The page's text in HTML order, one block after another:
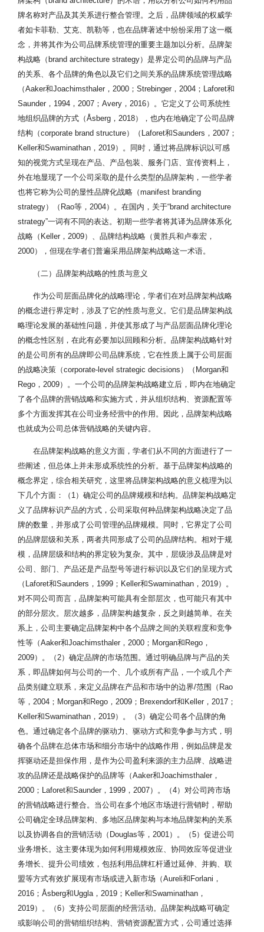
牌名称对产品及其关系进行整合管理。之后，品牌领域的权威学
者如卡菲勒、艾克、凯勒等，也在品牌著述中纷纷采用了这一概
念，并将其作为公司品牌系统管理的重要主题加以分析。品牌架
构战略（brand architecture strategy）是界定公司的品牌与产品
的关系、各个品牌的角色以及它们之间关系的品牌系统管理战略
（Aaker和Joachimsthaler，2000；Strebinger，2004；Laforet和
Saunder，1994，2007；Avery，2016）。它定义了公司系统性
地组织品牌的方式（Åsberg，2018），也内在地确定了公司品牌
结构（corporate brand structure）（Laforet和Saunders，2007；
Keller和Swaminathan，2019）。同时，通过将品牌标识以可感
知的视觉方式呈现在产品、产品包装、服务门店、宣传资料上，
外在地显现了一个公司采取的是什么类型的品牌架构，一些学者
也将它称为公司的显性品牌化战略（manifest branding
strategy）（Rao等，2004）。在国内，关于“brand architecture
strategy”一词有不同的表达。初期一些学者将其译为品牌体系化
战略（Keller，2009）、品牌结构战略（黄胜兵和卢泰宏，
2000），但现在学者们普遍采用品牌架构战略这一术语。
（二）品牌架构战略的性质与意义
作为公司层面品牌化的战略理论，学者们在对品牌架构战略
的概念进行界定时，涉及了它的性质与意义。它们是品牌架构战
略理论发展的基础性问题，并使其形成了与产品层面品牌化理论
的概念性区别，在此有必要加以回顾和分析。品牌架构战略针对
的是公司所有的品牌即公司品牌系统，它在性质上属于公司层面
的战略决策（corporate-level strategic decisions）（Morgan和
Rego，2009）。一个公司的品牌架构战略建立后，即内在地确定
了各个品牌的营销战略和实施方式，并从组织结构、资源配置等
多个方面发挥其在公司业务经营中的作用。因此，品牌架构战略
也就成为公司总体营销战略的关键内容。
在品牌架构战略的意义方面，学者们从不同的方面进行了一
些阐述，但总体上并未形成系统性的分析。基于品牌架构战略的
概念界定，综合相关研究，这里将品牌架构战略的意义梳理为以
下几个方面：（1）确定公司的品牌规模和结构。品牌架构战略定
义了品牌标识产品的方式，公司采取何种品牌架构战略决定了品
牌的数量，并形成了公司管理的品牌规模。同时，它界定了公司
的品牌层级和关系，两者共同形成了公司的品牌结构。相对于规
模，品牌层级和结构的界定较为复杂。其中，层级涉及品牌是对
公司、部门、产品还是产品型号等进行标识以及它们的呈现方式
（Laforet和Saunders，1999；Keller和Swaminathan，2019）。
对不同公司而言，品牌架构可能具有全部层次，也可能只有其中
的部分层次。层次越多，品牌架构越复杂，反之则越简单。在关
系上，公司主要确定品牌架构中各个品牌之间的关联程度和竞争
性等（Aaker和Joachimsthaler，2000；Morgan和Rego，
2009）。（2）确定品牌的市场范围。通过明确品牌与产品的关
系，即品牌如何与公司的一个、几个或所有产品，一个或几个产
品类别建立联系，来定义品牌在产品和市场中的边界/范围（Rao
等，2004；Morgan和Rego，2009；Brexendorf和Keller，2017；
Keller和Swaminathan，2019）。（3）确定公司各个品牌的角
色。通过确定各个品牌的驱动力、驱动方式和竞争参与方式，明
确各个品牌在总体市场和细分市场中的战略作用，例如品牌是发
挥驱动还是担保作用，是作为公司盈利来源的主力品牌、战略进
攻的品牌还是战略保护的品牌等（Aaker和Joachimsthaler，
2000；Laforet和Saunder，1999，2007）。（4）对公司跨市场
的营销战略进行整合。当公司在多个地区市场进行营销时，帮助
公司确定全球品牌架构、多地区品牌架构与本地品牌架构的关系
以及协调各自的营销活动（Douglas等，2001）。（5）促进公司
业务增长。这主要体现为如何利用规模效应、协同效应等促进业
务增长、提升公司绩效，包括利用品牌杠杆通过延伸、并购、联
盟等方式有效扩展现有市场或进入新市场（Aureli和Forlani，
2016；Åsberg和Uggla，2019；Keller和Swaminathan，
2019）。（6）支持公司层面的经营活动。品牌架构战略可确定
或影响公司的营销组织结构、营销资源配置方式，公司通过选择